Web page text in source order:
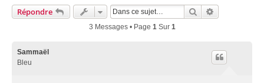
Répondre Rechercher
3 Messages • Page 1Sur 1
Sammaël
Bleu